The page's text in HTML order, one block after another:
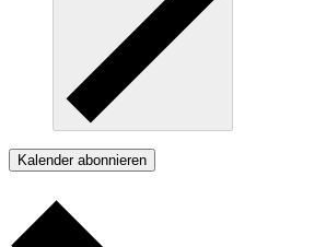
Kalender abonnieren